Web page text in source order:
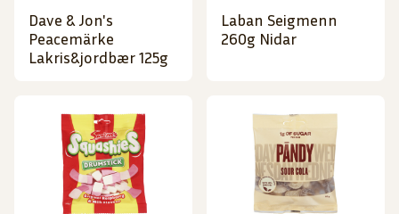
Dave & Jon's
Peacemärke
Lakris&jordbær 125g
Laban Seigmenn
260g Nidar